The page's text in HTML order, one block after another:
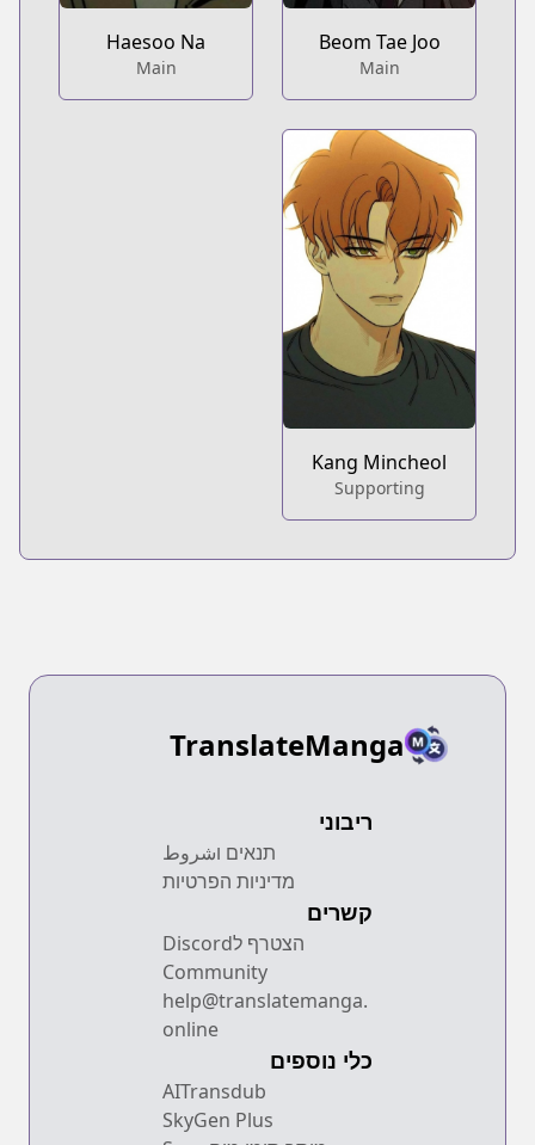
Beom Tae Joo
Main
Haesoo Na
Main
Kang Mincheol
Supporting
TranslateManga
ריבוני
תנאים וشروط
מדיניות הפרטיות
קשרים
הצטרף לDiscord
Community
help@translatemanga.
online
כלי נוספים
AITransdub
SkyGen Plus